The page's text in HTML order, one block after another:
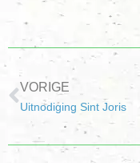
VORIGE
Uitnodiging Sint Joris